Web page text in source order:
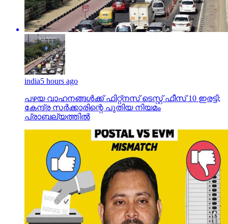
india5 hours ago
പഴയ വാഹനങ്ങള്‍ക്ക് ഫിറ്റ്‌നസ് ടെസ്റ്റ് ഫീസ് 10 ഇരട്ടി;
കേന്ദ്ര സര്‍ക്കാരിന്റെ പുതിയ നിയമം
പ്രാബല്യത്തില്‍